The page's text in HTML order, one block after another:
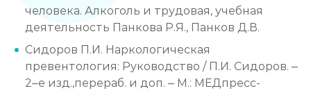
человека. Алкоголь и трудовая, учебная
деятельность Панкова Р.Я., Панков Д.В.
Сидоров П.И. Наркологическая
превентология: Руководство / П.И. Сидоров. –
2–е изд.,перераб. и доп. – М.: МЕДпресс-